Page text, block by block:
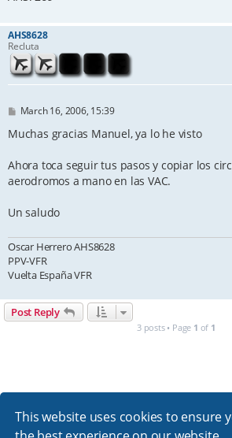
This website uses cookies to ensure
AHS8628
Recluta
P
s
March 16, 2006, 15:39
Muchas gracias Manuel, ya lo he visto
Ahora toca seguir tus pasos y copiar los
aerodromos a mano en las VAC.
Un saludo
Oscar Herrero AHS8628
PPV-VFR
Vuelta España VFR
Post Reply
3 posts • Page 1 of 1
Board index